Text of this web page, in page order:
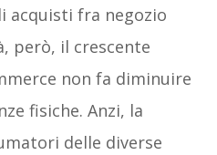
acquisti fra negozio
però, il crescente
non fa diminuire
fisiche. Anzi, la
delle diverse